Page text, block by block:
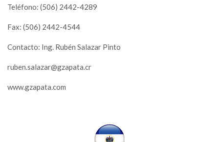
Teléfono: (506) 2442-4289
Fax: (506) 2442-4544
Contacto: Ing. Rubén Salazar Pinto
ruben.salazar@gzapata.cr
www.gzapata.com